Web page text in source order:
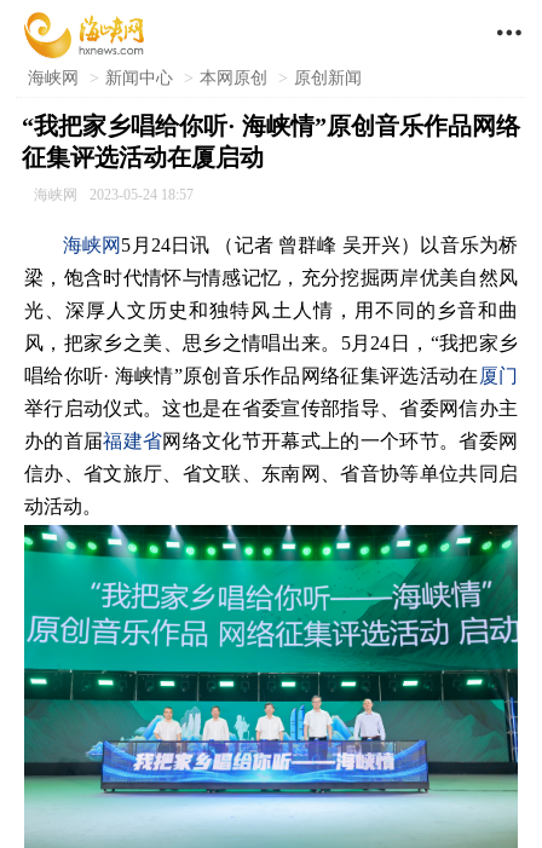

海峡网 > 新闻中心 > 本网原创 > 原创新闻
“我把家乡唱给你听· 海峡情”原创音乐作品网络
征集评选活动在厦启动
海峡网 2023-05-24 18:57
海峡网 5月24日讯 （记者 曾群峰 吴开兴）以音乐为桥
梁，饱含时代情怀与情感记忆，充分挖掘两岸优美自然风
光、深厚人文历史和独特风土人情，用不同的乡音和曲
风，把家乡之美、思乡之情唱出来。5月24日，“我把家乡
唱给你听· 海峡情”原创音乐作品网络征集评选活动在 厦门
举行启动仪式。这也是在省委宣传部指导、省委网信办主
办的首届福建省网络文化节开幕式上的一个环节。省委网
信办、省文旅厅、省文联、东南网、省音协等单位共同启
动活动。